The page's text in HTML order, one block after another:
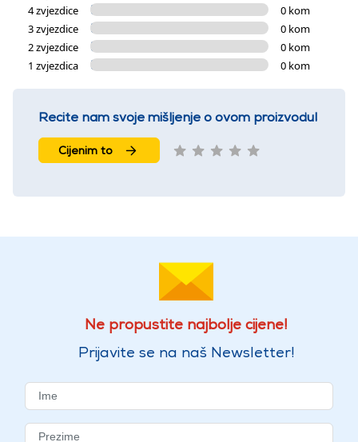
4 zvjezdice
0 kom
3 zvjezdice
0 kom
2 zvjezdice
0 kom
1 zvjezdica
0 kom
Recite nam svoje mišljenje o ovom proizvodu!
Cijenim to
Ne propustite najbolje cijene!
Prijavite se na naš Newsletter!